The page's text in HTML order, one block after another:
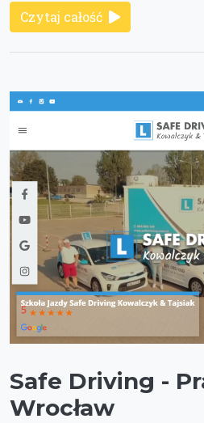
Czytaj całość
Safe Driving -
Wrocław